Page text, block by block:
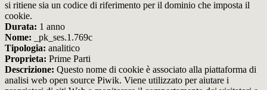
si ritiene sia un codice di riferimento per il dominio che imposta il
cookie.
Durata: 1 anno
Nome: _pk_ses.1.769c
Tipologia: analitico
Proprieta: Prime Parti
Descrizione: Questo nome di cookie è associato alla piattaforma di
analisi web open source Piwik. Viene utilizzato per aiutare i